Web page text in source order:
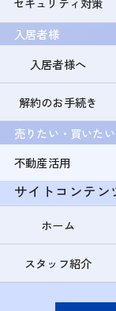
入居者様
入居者様へ
解約のお手続き
売りたい・買いたい
不動産活用
サイトコンテン
ホーム
スタッフ紹介